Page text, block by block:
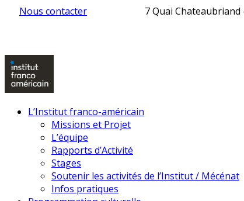
Nous contacter
7 Quai Chateaubriand
L’Institut franco-américain
Missions et Projet
L’équipe
Rapports d’Activité
Stages
Soutenir les activités de l’Institut / Mécénat
Infos pratiques